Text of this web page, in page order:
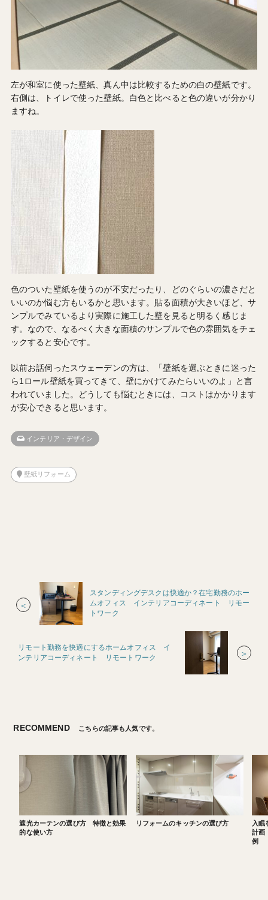
左が和室に使った壁紙、真ん中は比較するための白の壁紙です。
右側は、トイレで使った壁紙。白色と比べると色の違いが分かり
ますね。
色のついた壁紙を使うのが不安だったり、どのぐらいの濃さだと
いいのか悩む方もいるかと思います。貼る面積が大きいほど、サ
ンプルでみているより実際に施工した壁を見ると明るく感じま
す。なので、なるべく大きな面積のサンプルで色の雰囲気をチェ
ックすると安心です。
以前お話伺ったスウェーデンの方は、「壁紙を選ぶときに迷った
ら1ロール壁紙を買ってきて、壁にかけてみたらいいのよ」と言
われていました。どうしても悩むときには、コストはかかります
が安心できると思います。
インテリア・デザイン
壁紙リフォーム
＜
スタンディングデスクは快適か？在宅勤務のホー
ムオフィス インテリアコーディネート リモー
トワーク
リモート勤務を快適にするホームオフィス イ
ンテリアコーディネート リモートワーク
＞
RECOMMEND こちらの記事も人気です。
遮光カーテンの選び方 特徴と効果
的な使い方
リフォームのキッチンの選び方
入
計画
例